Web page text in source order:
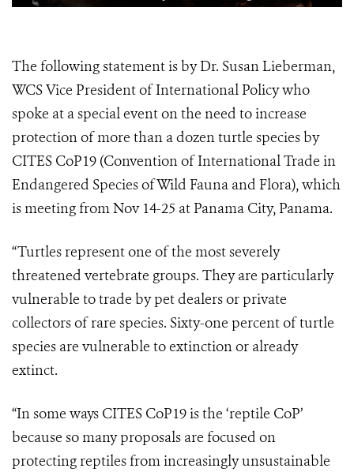
The following statement is by Dr. Susan Lieberman,
WCS Vice President of International Policy who
spoke at a special event on the need to increase
protection of more than a dozen turtle species by
CITES CoP19 (Convention of International Trade in
Endangered Species of Wild Fauna and Flora), which
is meeting from Nov 14-25 at Panama City, Panama.
“Turtles represent one of the most severely
threatened vertebrate groups. They are particularly
vulnerable to trade by pet dealers or private
collectors of rare species. Sixty-one percent of turtle
species are vulnerable to extinction or already
extinct.
“In some ways CITES CoP19 is the ‘reptile CoP’
because so many proposals are focused on
protecting reptiles from increasingly unsustainable